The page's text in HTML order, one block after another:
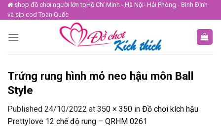
Skip
to
shop đồ chơi người lớn tpHồ Chí Minh - Hà Nội- Hải Phòng - Bình Định
và sip cod Toàn Quốc
Trứng rung hình mỏ neo hậu môn Ball
Style
Published 24/10/2022 at 350 × 350 in Đồ chơi kích hậu
Prettylove 12 chế độ rung – QRHM 0261